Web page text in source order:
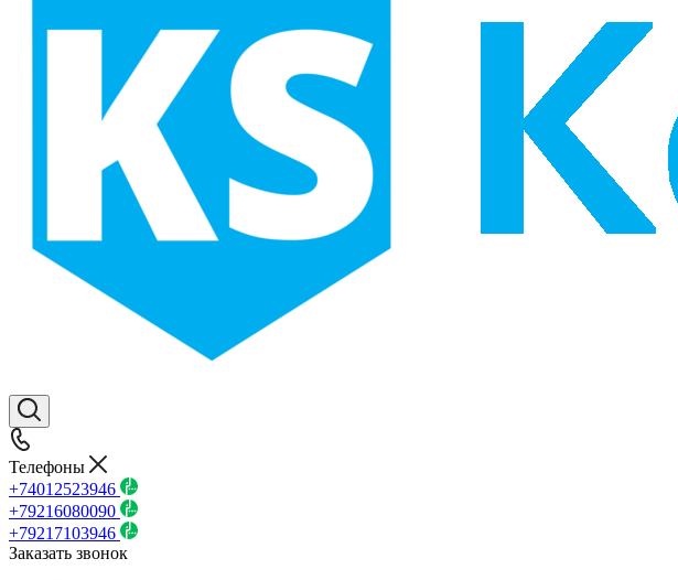
Телефоны
+74012523946
+79216080090
+79217103946
Заказать звонок